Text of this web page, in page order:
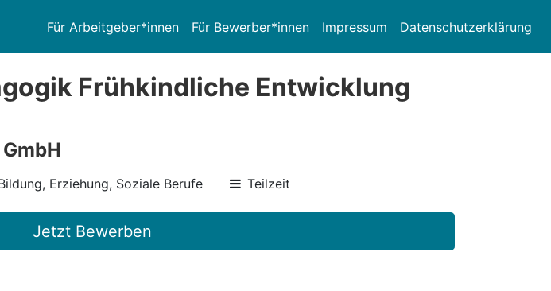
Für Arbeitgeber*innen Für Bewerber*innen Impressum Datenschutzerklärung
Frühkindliche Entwicklung
Erziehung, Soziale Berufe Teilzeit
Jetzt Bewerben